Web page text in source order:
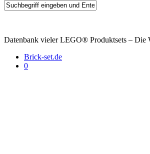
Datenbank vieler LEGO® Produktsets – Die
Brick-set.de
0